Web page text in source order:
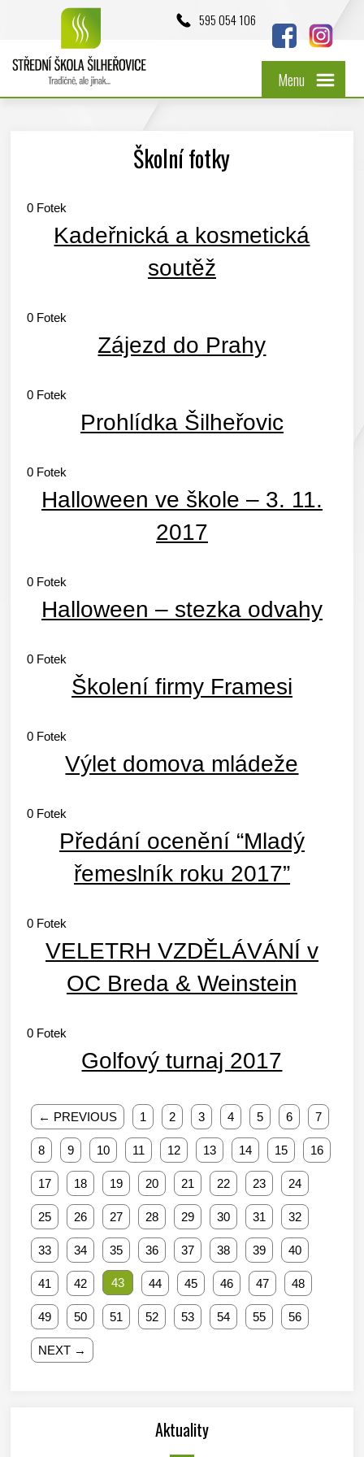
595 054 106
Menu
Školní fotky
0 Fotek
Kadeřnická a kosmetická
soutěž
0 Fotek
Zájezd do Prahy
0 Fotek
Prohlídka Šilheřovic
0 Fotek
Halloween ve škole – 3. 11.
2017
0 Fotek
Halloween – stezka odvahy
0 Fotek
Školení firmy Framesi
0 Fotek
Výlet domova mládeže
0 Fotek
Předání ocenění “Mladý
řemeslník roku 2017”
0 Fotek
VELETRH VZDĚLÁVÁNÍ v
OC Breda & Weinstein
0 Fotek
Golfový turnaj 2017
← PREVIOUS 1 2 3 4 5 6 7
8 9 10 11 12 13 14 15 16
17 18 19 20 21 22 23 24
25 26 27 28 29 30 31 32
33 34 35 36 37 38 39 40
41 42 43 44 45 46 47 48
49 50 51 52 53 54 55 56
NEXT →
Aktuality